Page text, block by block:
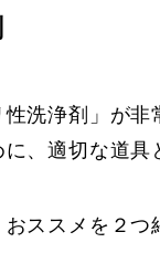
洗浄剤」が
、適切な道具
ススメを２つ